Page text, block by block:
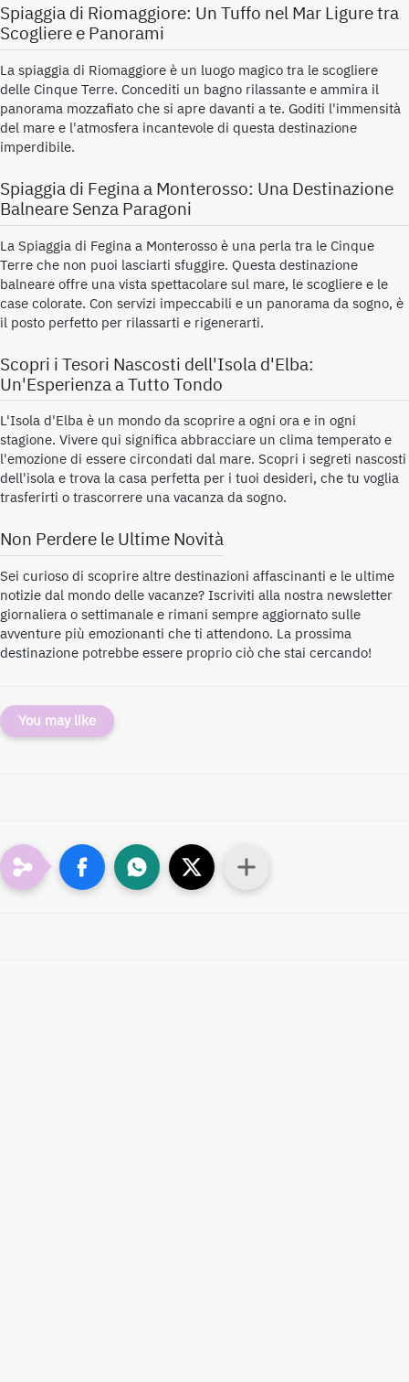
Spiaggia di Riomaggiore: Un Tuffo nel Mar Ligure tra
Scogliere e Panorami
La spiaggia di Riomaggiore è un luogo magico tra le scogliere
delle Cinque Terre. Concediti un bagno rilassante e ammira il
panorama mozzafiato che si apre davanti a te. Goditi l'immensità
del mare e l'atmosfera incantevole di questa destinazione
imperdibile.
Spiaggia di Fegina a Monterosso: Una Destinazione
Balneare Senza Paragoni
La Spiaggia di Fegina a Monterosso è una perla tra le Cinque
Terre che non puoi lasciarti sfuggire. Questa destinazione
balneare offre una vista spettacolare sul mare, le scogliere e le
case colorate. Con servizi impeccabili e un panorama da sogno, è
il posto perfetto per rilassarti e rigenerarti.
Scopri i Tesori Nascosti dell'Isola d'Elba:
Un'Esperienza a Tutto Tondo
L'Isola d'Elba è un mondo da scoprire a ogni ora e in ogni
stagione. Vivere qui significa abbracciare un clima temperato e
l'emozione di essere circondati dal mare. Scopri i segreti nascosti
dell'isola e trova la casa perfetta per i tuoi desideri, che tu voglia
trasferirti o trascorrere una vacanza da sogno.
Non Perdere le Ultime Novità
Sei curioso di scoprire altre destinazioni affascinanti e le ultime
notizie dal mondo delle vacanze? Iscriviti alla nostra newsletter
giornaliera o settimanale e rimani sempre aggiornato sulle
avventure più emozionanti che ti attendono. La prossima
destinazione potrebbe essere proprio ciò che stai cercando!
You may like